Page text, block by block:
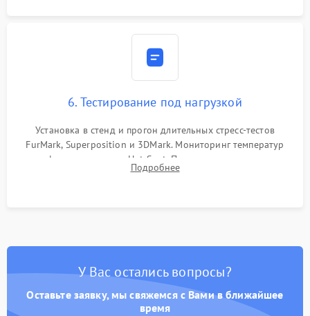
6. Тестирование под нагрузкой
Установка в стенд и прогон длительных стресс-тестов
FurMark, Superposition и 3DMark. Мониторинг температур
графического чипа и Hot Spot. Проверка на отсутствие
артефактов изображения, вылетов драйвера и зависаний.
Подробнее
У Вас остались вопросы?
Оставьте заявку, мы свяжемся с Вами в ближайшее
время